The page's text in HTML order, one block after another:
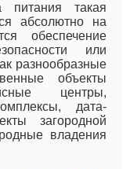
питания такая
абсолютно на
обеспечение
или
разнообразные
объекты
центры,
дата-
загородной
владения